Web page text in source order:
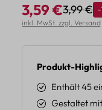
Verkaufspreis:
3,59 €3,99 € -
inkl. MwSt. zzgl. Versand
Produkt-
Enthält 45
Gestaltet